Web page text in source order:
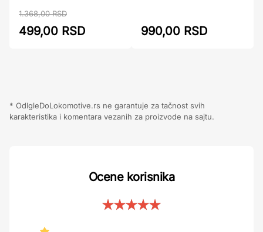
1.368,00 RSD
499,00 RSD 990,00 RSD
* OdIgleDoLokomotive.rs ne garantuje za tačnost svih
karakteristika i komentara vezanih za proizvode na sajtu.
Ocene korisnika